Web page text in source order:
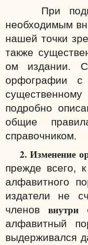
При
необходимым
нашей точки
также
ом издании.
орфографии
подробно
общие
справочником.
2. Изменение
прежде всего,
алфавитного
издатели не
членоввнутри
алфавитный
выдерживался